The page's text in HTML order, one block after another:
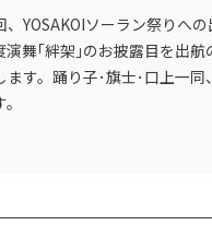
、YOSAKOIソーラン祭りへ
演舞｢絆架｣のお披露目を出
ます。踊り子･旗士･口上一同